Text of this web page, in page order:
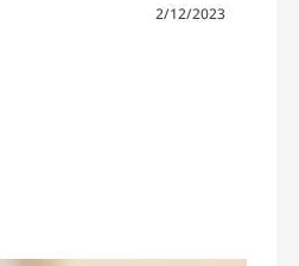
2/12/2023